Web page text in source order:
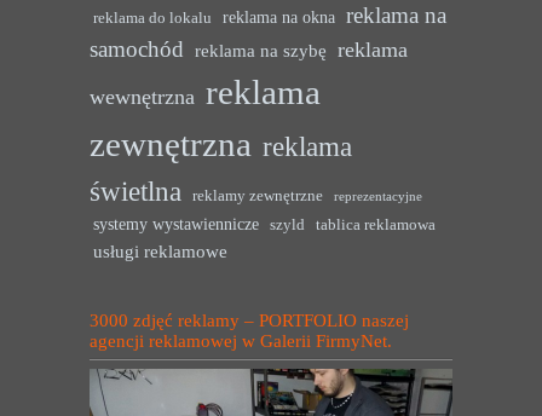
reklama do lokalu reklama na okna reklama na
samochód reklama na szybę reklama
wewnętrzna reklama
zewnętrzna reklama
świetlna
reklamy zewnętrzne reprezentacyjne
systemy wystawiennicze szyld tablica reklamowa
usługi reklamowe
3000 zdjęć reklamy – PORTFOLIO naszej
agencji reklamowej w Galerii FirmyNet.